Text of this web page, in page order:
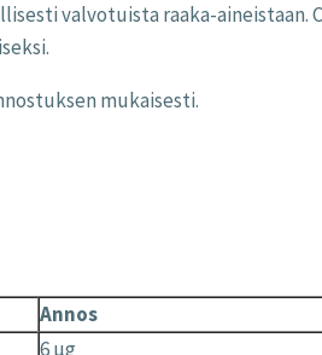
valvotuista raaka-
mukaisesti.
Annos
6 µg